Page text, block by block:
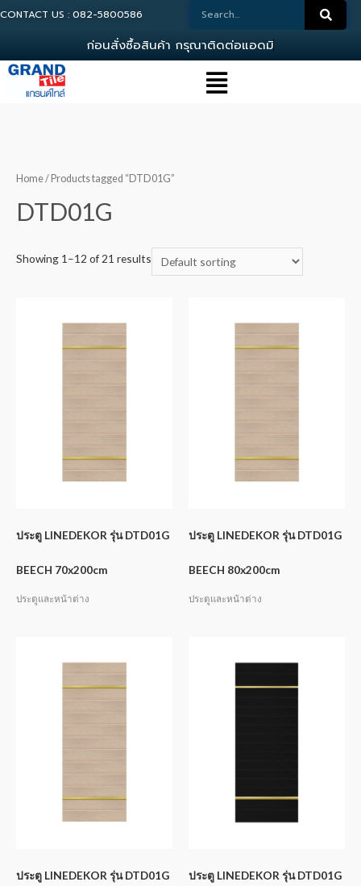
CONTACT US : 082-5800586
อนสงซอสนคา ก รณาตดตอแอดมน
Home/ Products tagged “DTD01G”
DTD01G
Showing 1–12 of 21 results
ประตู LINEDEKOR รุ่น DTD01G
BEECH 70x200cm
ประตูและหน้าต่าง
ประตู LINEDEKOR รุ่น DTD01G
BEECH 80x200cm
ประตูและหน้าต่าง
ประตู LINEDEKOR รุ่น DTD01G ประตู LINEDEKOR รุ่น DTD01G